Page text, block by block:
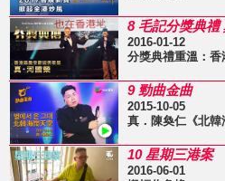
8 毛記分獎典禮
2016-01-12
分獎典禮重溫：
9 勁曲金曲
2015-10-05
真．陳奐仁《北韓
10 星期三港案
2016-06-01